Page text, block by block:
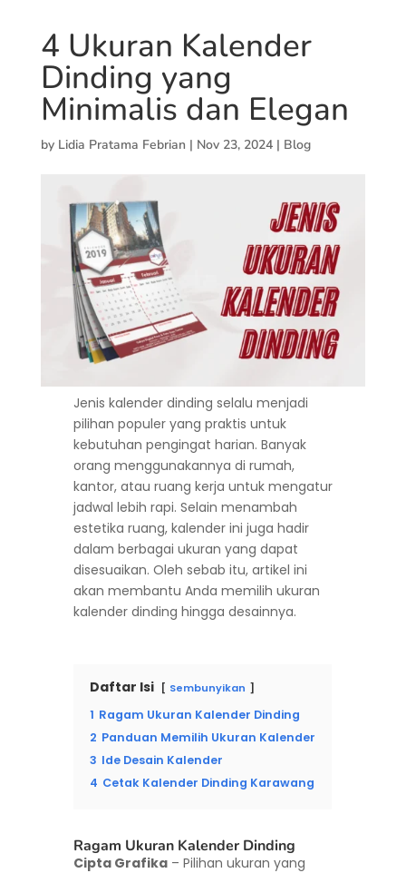
4 Ukuran Kalender
Dinding yang
Minimalis dan Elegan
by Lidia Pratama Febrian | Nov 23, 2024| Blog
Jenis kalender dinding selalu menjadi
pilihan populer yang praktis untuk
kebutuhan pengingat harian. Banyak
orang menggunakannya di rumah,
kantor, atau ruang kerja untuk mengatur
jadwal lebih rapi. Selain menambah
estetika ruang, kalender ini juga hadir
dalam berbagai ukuran yang dapat
disesuaikan. Oleh sebab itu, artikel ini
akan membantu Anda memilih ukuran
kalender dinding hingga desainnya.
Daftar Isi Sembunyikan
1 Ragam Ukuran Kalender Dinding
2 Panduan Memilih Ukuran Kalender
3 Ide Desain Kalender
4 Cetak Kalender Dinding Karawang
Ragam Ukuran Kalender Dinding
Cipta Grafika– Pilihan ukuran yang